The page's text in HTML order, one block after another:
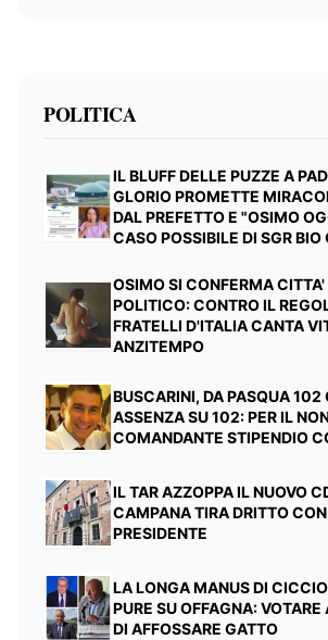
POLITICA
IL BLUFF DELLE PUZZE A
GLORIO PROMETTE
DAL PREFETTO E "OSIMO
CASO POSSIBILE DI SGR BIO
OSIMO SI CONFERMA
POLITICO: CONTRO IL
FRATELLI D'ITALIA CANTA
ANZITEMPO
BUSCARINI, DA PASQUA 102
ASSENZA SU 102: PER IL
COMANDANTE STIPENDIO
IL TAR AZZOPPA IL NUOVO
CAMPANA TIRA DRITTO
PRESIDENTE
LA LONGA MANUS DI
PURE SU OFFAGNA: VOTARE
DI AFFOSSARE GATTO